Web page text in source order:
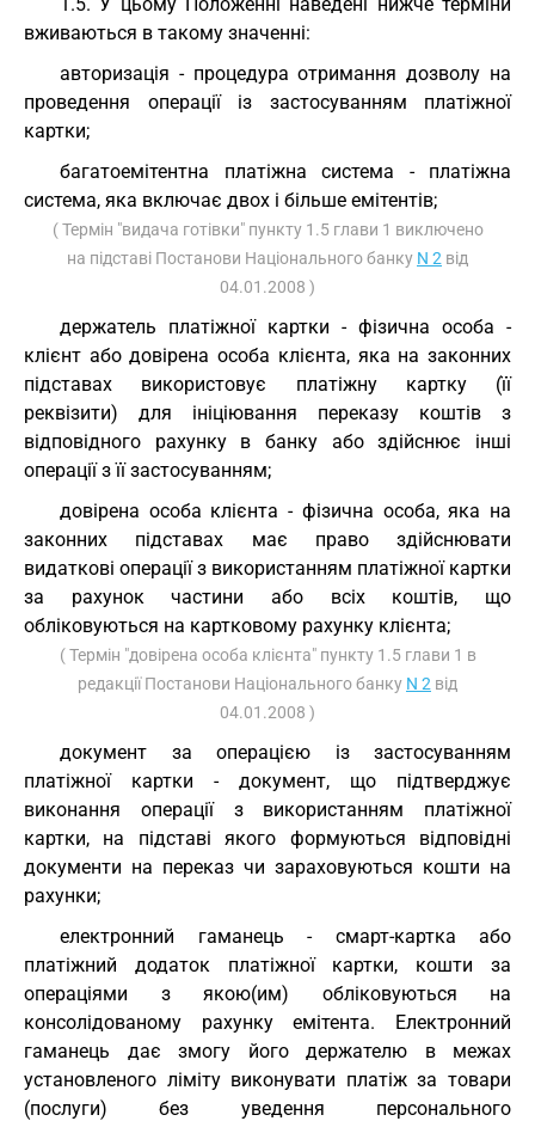
вживаються в такому значенні:
авторизація - процедура отримання дозволу на
проведення операції із застосуванням платіжної
картки;
багатоемітентна платіжна система - платіжна
система, яка включає двох і більше емітентів;
( Термін "видача готівки" пункту 1.5 глави 1 виключено
на підставі Постанови Національного банку N 2 від
04.01.2008 )
держатель платіжної картки - фізична особа -
клієнт або довірена особа клієнта, яка на законних
підставах використовує платіжну картку (її
реквізити) для ініціювання переказу коштів з
відповідного рахунку в банку або здійснює інші
операції з її застосуванням;
довірена особа клієнта - фізична особа, яка на
законних підставах має право здійснювати
видаткові операції з використанням платіжної картки
за рахунок частини або всіх коштів, що
обліковуються на картковому рахунку клієнта;
( Термін "довірена особа клієнта" пункту 1.5 глави 1 в
редакції Постанови Національного банку N 2 від
04.01.2008 )
документ за операцією із застосуванням
платіжної картки - документ, що підтверджує
виконання операції з використанням платіжної
картки, на підставі якого формуються відповідні
документи на переказ чи зараховуються кошти на
рахунки;
електронний гаманець - смарт-картка або
платіжний додаток платіжної картки, кошти за
операціями з якою(им) обліковуються на
консолідованому рахунку емітента. Електронний
гаманець дає змогу його держателю в межах
установленого ліміту виконувати платіж за товари
(послуги) без уведення персонального